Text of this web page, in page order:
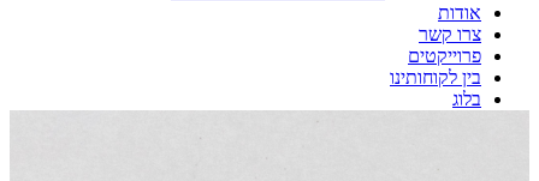
אודות
צרו קשר
פרוייקטים
בין לקוחותינו
בלוג